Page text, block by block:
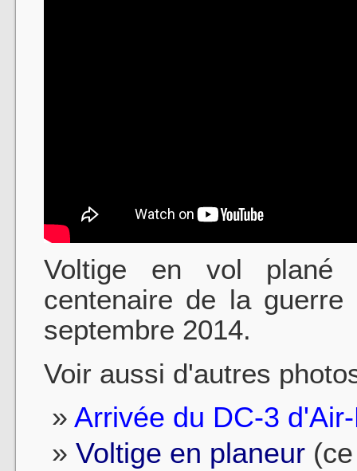
Voltige en vol plané
centenaire de la
septembre 2014.
Voir aussi d'autres
Arrivée du DC-3
Voltige en planeur